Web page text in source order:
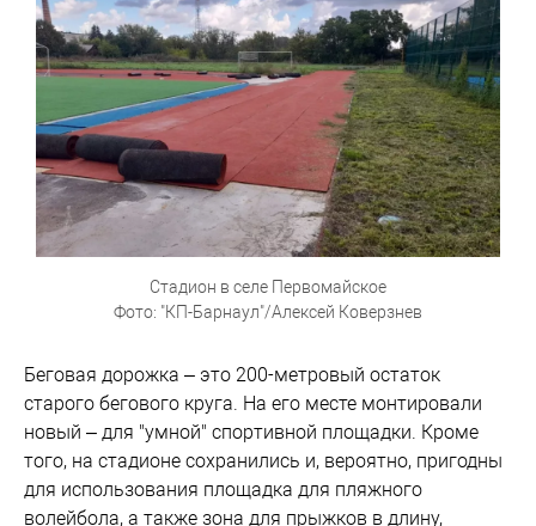
Стадион в селе Первомайское
Фото: "КП-Барнаул"/Алексей Коверзнев
Беговая дорожка – это 200-метровый остаток
старого бегового круга. На его месте монтировали
новый – для "умной" спортивной площадки. Кроме
того, на стадионе сохранились и, вероятно, пригодны
для использования площадка для пляжного
волейбола, а также зона для прыжков в длину,